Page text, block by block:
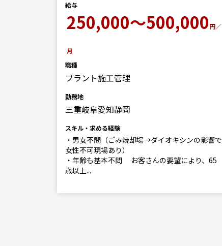
給与
250,000～500,000円／
月
職種
プラント施工管理
勤務地
三重岐阜愛知静岡
スキル・求める経験
・男女不問（ごみ焼却場→ダイオキシンの影響で
女性不可現場あり）
・年齢も基本不問 お客さんの要望により、65
歳以上...